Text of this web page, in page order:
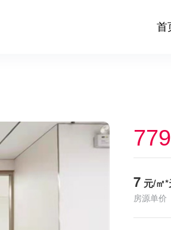
首
7 元/㎡
房源单价